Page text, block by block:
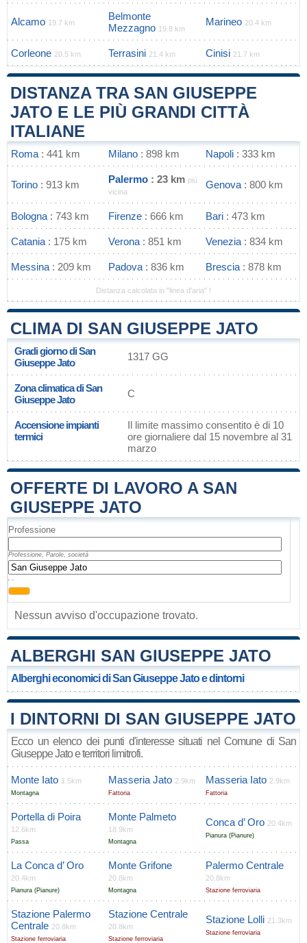
Alcamo 19.7 km
Belmonte
Mezzagno 19.8 km
Marineo 20.4 km
Corleone 20.5 km Terrasini 21.4 km Cinisi 21.7 km
DISTANZA TRA SAN GIUSEPPE
JATO E LE PIÙ GRANDI CITTÀ
ITALIANE
Roma : 441 km Milano : 898 km Napoli : 333 km
Torino : 913 km Palermo : 23 km più
vicina
Genova : 800 km
Bologna : 743 km Firenze : 666 km Bari : 473 km
Catania : 175 km Verona : 851 km Venezia : 834 km
Messina : 209 km Padova : 836 km Brescia : 878 km
Distanza calcolata in "linea d'aria" !
CLIMA DI SAN GIUSEPPE JATO
Gradi giorno di San
Giuseppe Jato
1317 GG
Zona climatica di San
Giuseppe Jato
C
Accensione impianti
termici
Il limite massimo consentito è di 10
ore giornaliere dal 15 novembre al 31
marzo
OFFERTE DI LAVORO A SAN
GIUSEPPE JATO
Professione
Professione, Parole, società
, ,
Nessun avviso d'occupazione trovato.
ALBERGHI SAN GIUSEPPE JATO
Alberghi economici di San Giuseppe Jato e dintorni
I DINTORNI DI SAN GIUSEPPE JATO
Ecco un elenco dei punti d'interesse situati nel Comune di San
Giuseppe Jato e territori limitrofi.
Monte Iato 1.5km
Montagna
Masseria Jato 2.9km
Fattoria
Masseria Iato 2.9km
Fattoria
Portella di Poira
12.6km
Passa
Monte Palmeto
18.9km
Montagna
Conca d’ Oro 20.4km
Pianura (Pianure)
La Conca d’ Oro
20.4km
Pianura (Pianure)
Monte Grifone
20.8km
Montagna
Palermo Centrale
20.8km
Stazione ferroviaria
Stazione Palermo
Centrale 20.8km
Stazione ferroviaria
Stazione Centrale
20.8km
Stazione ferroviaria
Stazione Lolli 21.3km
Stazione ferroviaria